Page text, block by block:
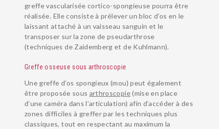
greffe vascularisée cortico-spongieuse pourra être
réalisée. Elle consiste à prélever un bloc d’os en le
laissant attaché à un vaisseau sanguin et le
transposer sur la zone de pseudarthrose
(techniques de Zaidemberg et de Kuhlmann).
Greffe osseuse sous arthroscopie
Une greffe d’os spongieux (mou) peut également
être proposée sous arthroscopie(mise en place
d’une caméra dans l’articulation) afin d’accéder à des
zones difficiles à greffer par les techniques plus
classiques, tout en respectant au maximum la